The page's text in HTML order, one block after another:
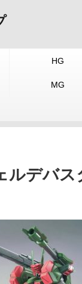
HG
MG
ルデバス